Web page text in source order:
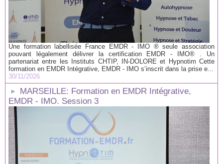
Une formation labellisée France EMDR - IMO ® seule association
pouvant légalement délivrer la certification EMDR - IMO® . Un
partenariat entre les Instituts CHTIP, IN-DOLORE et Hypnotim Cette
formation en EMDR Intégrative, EMDR - IMO s’inscrit dans la prise e...
30/11/2026
MARSEILLE: Formation en EMDR Intégrative,
EMDR - IMO. Session 3